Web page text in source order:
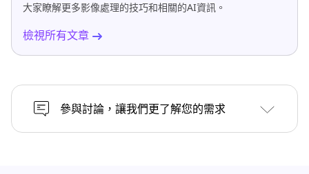
大家瞭解更多影像處理的技巧和相關的AI資訊。
檢視所有文章
參與討論，讓我們更了解您的需求